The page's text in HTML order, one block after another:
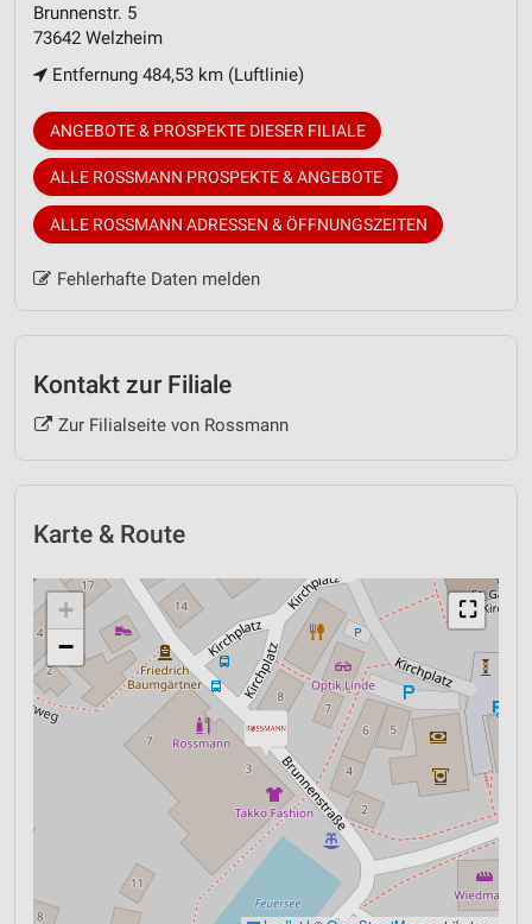
Brunnenstr. 5
73642 Welzheim
Entfernung 484,53 km (Luftlinie)
ANGEBOTE & PROSPEKTE DIESER FILIALE
ALLE ROSSMANN PROSPEKTE & ANGEBOTE
ALLE ROSSMANN ADRESSEN & ÖFFNUNGSZEITEN
Fehlerhafte Daten melden
Kontakt zur Filiale
Zur Filialseite von Rossmann
Karte & Route
⛶
+
−